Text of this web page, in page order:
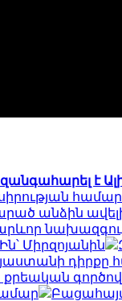
է
անձին ավելի
Միրզոյանին
դիրքը
քրեական